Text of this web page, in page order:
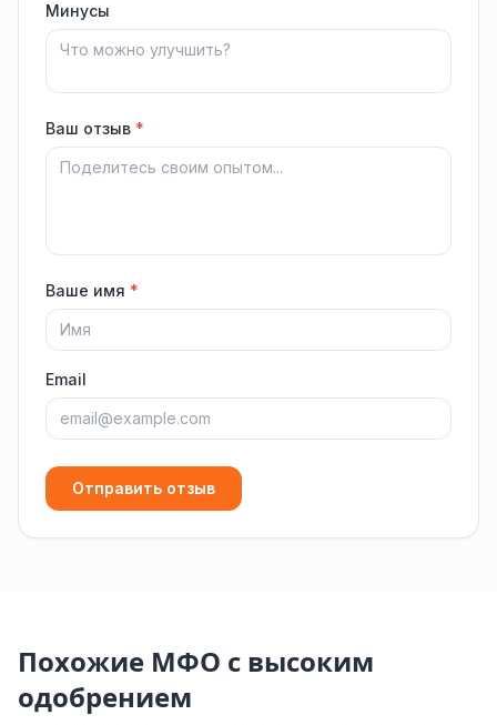
Минусы
Ваш отзыв *
Ваше имя *
Email
Отправить отзыв
Похожие МФО с высоким
одобрением